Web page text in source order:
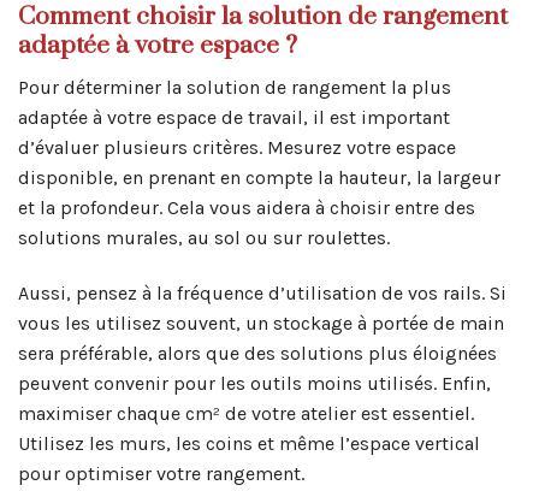
Comment choisir la solution de rangement
adaptée à votre espace ?
Pour déterminer la solution de rangement la plus
adaptée à votre espace de travail, il est important
d’évaluer plusieurs critères. Mesurez votre espace
disponible, en prenant en compte la hauteur, la largeur
et la profondeur. Cela vous aidera à choisir entre des
solutions murales, au sol ou sur roulettes.
Aussi, pensez à la fréquence d’utilisation de vos rails. Si
vous les utilisez souvent, un stockage à portée de main
sera préférable, alors que des solutions plus éloignées
peuvent convenir pour les outils moins utilisés. Enfin,
maximiser chaque cm² de votre atelier est essentiel.
Utilisez les murs, les coins et même l’espace vertical
pour optimiser votre rangement.